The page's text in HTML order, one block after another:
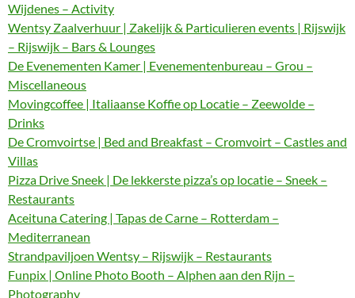
Wijdenes – Activity
Wentsy Zaalverhuur | Zakelijk & Particulieren events | Rijswijk
– Rijswijk – Bars & Lounges
De Evenementen Kamer | Evenementenbureau – Grou –
Miscellaneous
Movingcoffee | Italiaanse Koffie op Locatie – Zeewolde –
Drinks
De Cromvoirtse | Bed and Breakfast – Cromvoirt – Castles and
Villas
Pizza Drive Sneek | De lekkerste pizza’s op locatie – Sneek –
Restaurants
Aceituna Catering | Tapas de Carne – Rotterdam –
Mediterranean
Strandpaviljoen Wentsy – Rijswijk – Restaurants
Funpix | Online Photo Booth – Alphen aan den Rijn –
Photography